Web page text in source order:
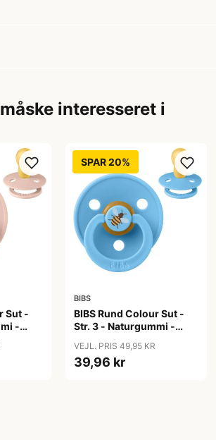
interesseret i
Sut -
-
SPAR 20%
BIBS
BIBS Rund Colour Sut -
Str. 3 - Naturgummi -
Breeze
VEJL. PRIS 49,95 KR
39,96 kr